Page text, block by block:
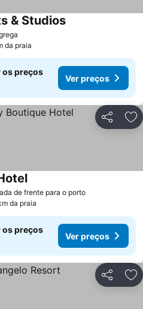
& Studios
da praia
os preços
Ver preços
Partilhar
de frente para o porto
da praia
os preços
Ver preços
Partilhar